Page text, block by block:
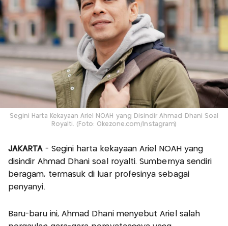
Segini Harta Kekayaan Ariel NOAH yang Disindir Ahmad Dhani Soal
Royalti. (Foto: Okezone.com/Instagram)
JAKARTA - Segini harta kekayaan Ariel NOAH yang
disindir Ahmad Dhani soal royalti. Sumbernya sendiri
beragam, termasuk di luar profesinya sebagai
penyanyi.
Baru-baru ini, Ahmad Dhani menyebut Ariel salah